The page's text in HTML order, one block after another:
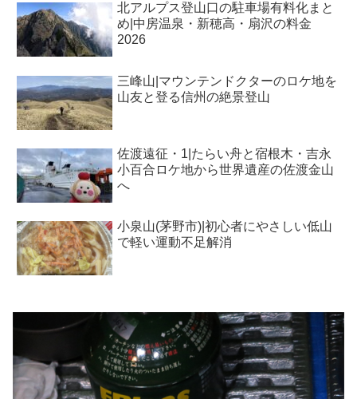
北アルプス登山口の駐車場有料化まと
め|中房温泉・新穂高・扇沢の料金
2026
三峰山|マウンテンドクターのロケ地を
山友と登る信州の絶景登山
佐渡遠征・1|たらい舟と宿根木・吉永
小百合ロケ地から世界遺産の佐渡金山
へ
小泉山(茅野市)|初心者にやさしい低山
で軽い運動不足解消